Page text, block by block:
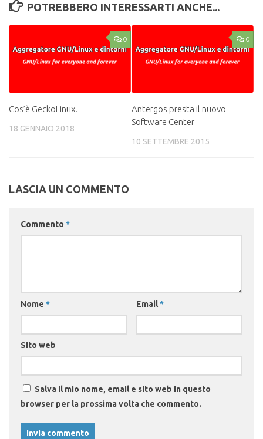
POTREBBERO INTERESSARTI ANCHE...
0
Cos’è GeckoLinux.
18 GENNAIO 2018
0
Antergos presta il nuovo
Software Center
10 SETTEMBRE 2015
LASCIA UN COMMENTO
Commento *
Nome * Email*
Sito web
Salva il mio nome, email e sito web in questo
browser per la prossima volta che commento.